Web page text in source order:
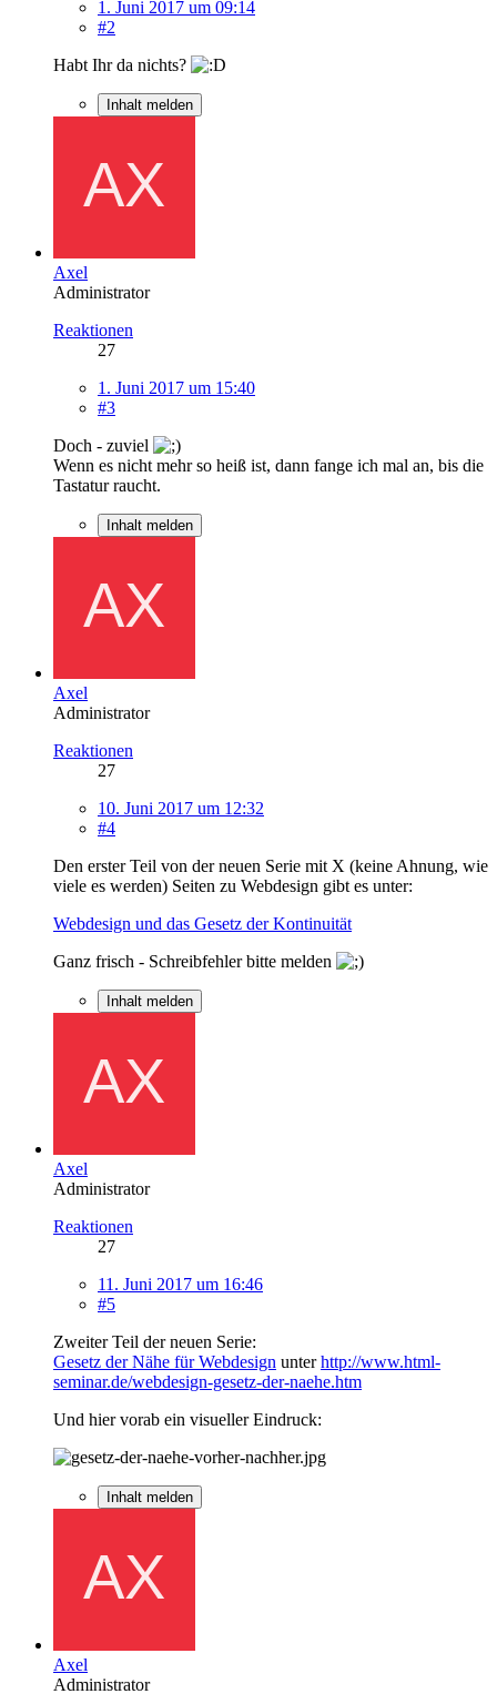
1. Juni 2017 um 09:14
#2
Habt Ihr da nichts?
Inhalt melden
Axel
Administrator
Reaktionen
27
1. Juni 2017 um 15:40
#3
Doch - zuviel
Wenn es nicht mehr so heiß ist, dann fange ich mal an, bis die
Tastatur raucht.
Inhalt melden
Axel
Administrator
Reaktionen
27
10. Juni 2017 um 12:32
#4
Den erster Teil von der neuen Serie mit X (keine Ahnung, wie
viele es werden) Seiten zu Webdesign gibt es unter:
Webdesign und das Gesetz der Kontinuität
Ganz frisch - Schreibfehler bitte melden
Inhalt melden
Axel
Administrator
Reaktionen
27
11. Juni 2017 um 16:46
#5
Zweiter Teil der neuen Serie:
Gesetz der Nähe für Webdesign unterhttp://www.html-
seminar.de/webdesign-gesetz-der-naehe.htm
Und hier vorab ein visueller Eindruck:
Inhalt melden
Axel
Administrator